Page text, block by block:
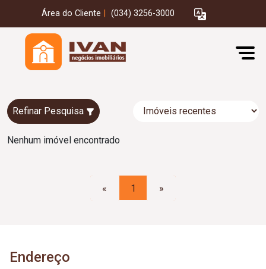
Área do Cliente (034) 3256-3000
Refinar Pesquisa
Nenhum imóvel encontrado
« 1 »
Endereço